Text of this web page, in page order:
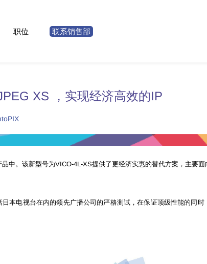
职位 联系销售部
XS ，实现经济高效的IP
中。该新型号为VICO-4L-XS提供了更经济实惠的替代方案，主要
本电视台在内的领先广播公司的严格测试，在保证顶级性能的同时